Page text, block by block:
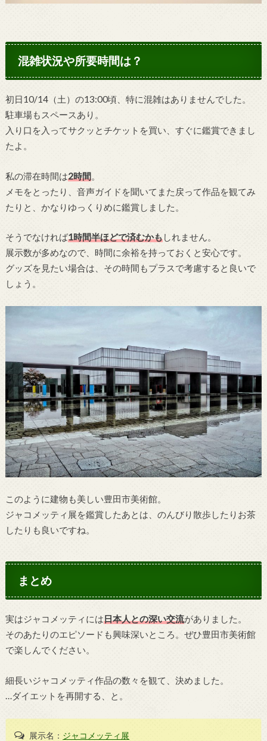
混雑状況や所要時間は？
初日10/14（土）の13:00頃、特に混雑はありませんでした。
駐車場もスペースあり。
入り口を入ってサクッとチケットを買い、すぐに鑑賞できまし
たよ。
私の滞在時間は2時間。
メモをとったり、音声ガイドを聞いてまた戻って作品を観てみ
たりと、かなりゆっくりめに鑑賞しました。
そうでなければ1時間半ほどで済むかもしれません。
展示数が多めなので、時間に余裕を持っておくと安心です。
グッズを見たい場合は、その時間もプラスで考慮すると良いで
しょう。
このように建物も美しい豊田市美術館。
ジャコメッティ展を鑑賞したあとは、のんびり散歩したりお茶
したりも良いですね。
まとめ
実はジャコメッティには日本人との深い交流がありました。
そのあたりのエピソードも興味深いところ。ぜひ豊田市美術館
で楽しんでください。
細長いジャコメッティ作品の数々を観て、決めました。
…ダイエットを再開する、と。
展示名： ジャコメッティ展